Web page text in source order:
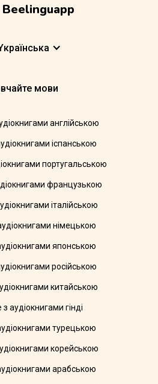
Beelinguapp
мови
англійською
іспанською
португальською
французькою
італійською
німецькою
японською
російською
китайською
аудіокнигами гінді
турецькою
корейською
арабською